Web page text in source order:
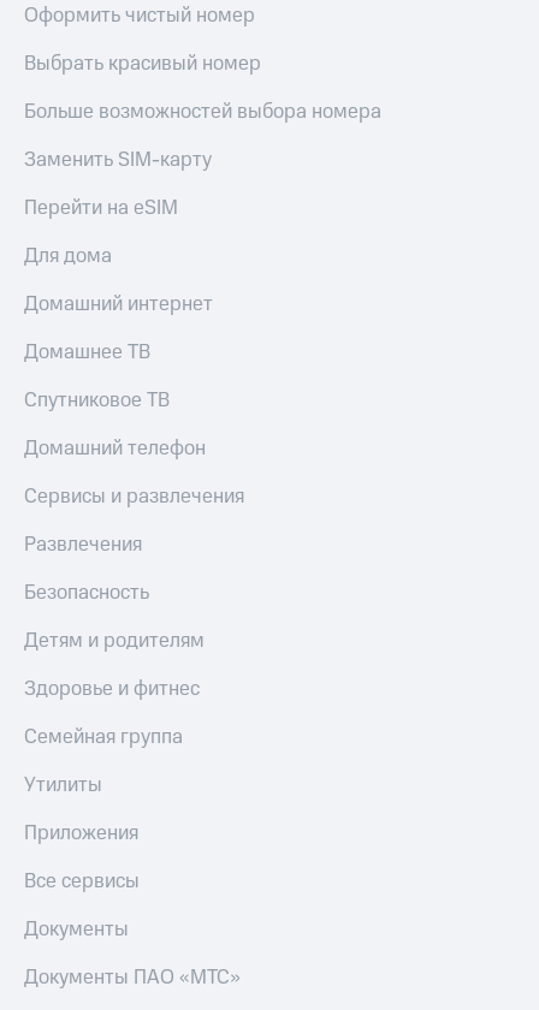
Оформить чистый номер
Выбрать красивый номер
Больше возможностей выбора номера
Заменить SIM-карту
Перейти на eSIM
Для дома
Домашний интернет
Домашнее ТВ
Спутниковое ТВ
Домашний телефон
Сервисы и развлечения
Развлечения
Безопасность
Детям и родителям
Здоровье и фитнес
Семейная группа
Утилиты
Приложения
Все сервисы
Документы
Документы ПАО «МТС»